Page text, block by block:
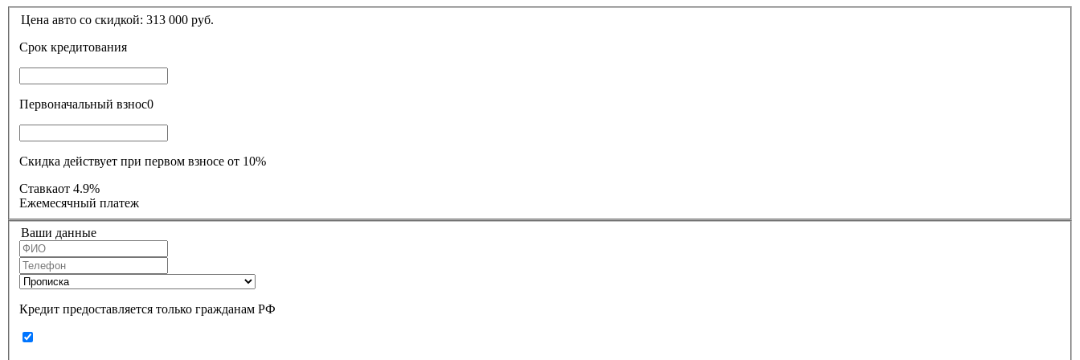
Цена авто со скидкой: 313 000 руб.
Срок кредитования
Первоначальный взнос0
Скидка действует при первом взносе от 10%
Ставкаот 4.9%
Ежемесячный платеж
Ваши данные
Кредит предоставляется только гражданам РФ